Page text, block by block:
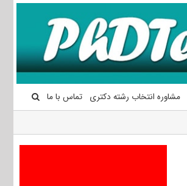
مشاوره انتخاب رشته دکتری تماس با ما